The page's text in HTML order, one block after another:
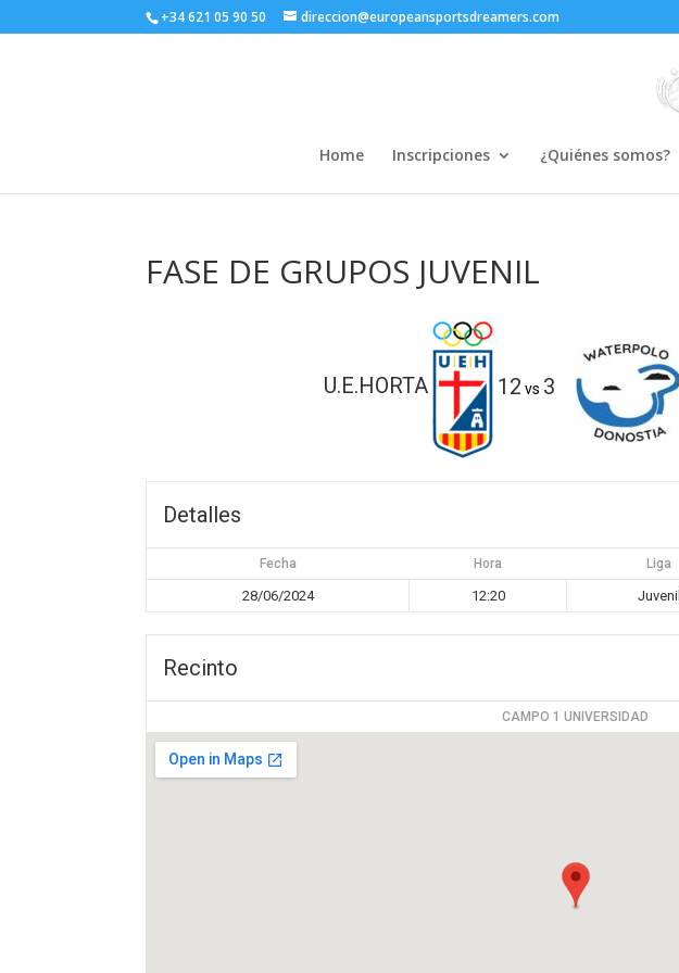
+34 621 05 90 50 direccion@europeansportsdreamers.com
Home Inscripciones ¿Quiénes somos?
FASE DE GRUPOS JUVENIL
U.E.HORTA 12 vs 3
Detalles
Fecha Hora Liga
28/06/2024 12:20 Juvenil
Recinto
CAMPO 1 UNIVERSIDAD